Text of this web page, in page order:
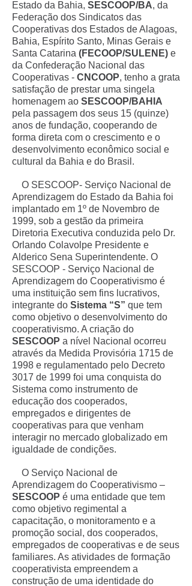
Estado da Bahia, SESCOOP/BA, da
Federação dos Sindicatos das
Cooperativas dos Estados de Alagoas,
Bahia, Espírito Santo, Minas Gerais e
Santa Catarina (FECOOP/SULENE) e
da Confederação Nacional das
Cooperativas - CNCOOP, tenho a grata
satisfação de prestar uma singela
homenagem ao SESCOOP/BAHIA
pela passagem dos seus 15 (quinze)
anos de fundação, cooperando de
forma direta com o crescimento e o
desenvolvimento econômico social e
cultural da Bahia e do Brasil.
O SESCOOP- Serviço Nacional de
Aprendizagem do Estado da Bahia foi
implantado em 1º de Novembro de
1999, sob a gestão da primeira
Diretoria Executiva conduzida pelo Dr.
Orlando Colavolpe Presidente e
Alderico Sena Superintendente. O
SESCOOP - Serviço Nacional de
Aprendizagem do Cooperativismo é
uma instituição sem fins lucrativos,
integrante do Sistema “S” que tem
como objetivo o desenvolvimento do
cooperativismo. A criação do
SESCOOP a nível Nacional ocorreu
através da Medida Provisória 1715 de
1998 e regulamentado pelo Decreto
3017 de 1999 foi uma conquista do
Sistema como instrumento de
educação dos cooperados,
empregados e dirigentes de
cooperativas para que venham
interagir no mercado globalizado em
igualdade de condições.
O Serviço Nacional de
Aprendizagem do Cooperativismo –
SESCOOP é uma entidade que tem
como objetivo regimental a
capacitação, o monitoramento e a
promoção social, dos cooperados,
empregados de cooperativas e de seus
familiares. As atividades de formação
cooperativista empreendem a
construção de uma identidade do